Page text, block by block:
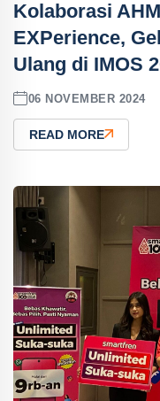
Kolaborasi
EXPerience,
Ulang di IMOS
06 NOVEMBER 2024
READ MORE